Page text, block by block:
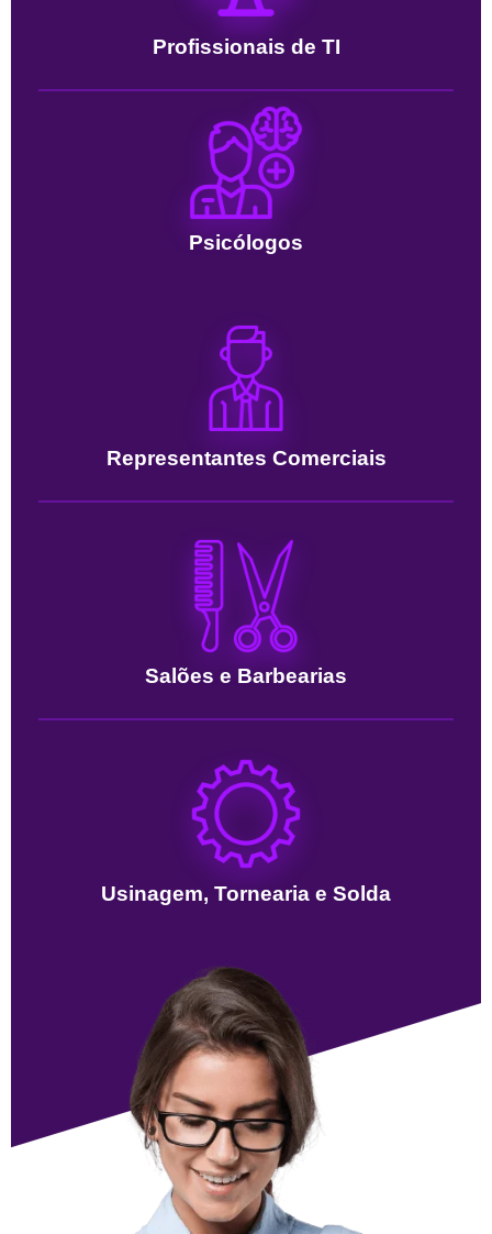
Profissionais de TI
Psicólogos
Representantes Comerciais
Salões e Barbearias
Usinagem, Tornearia e Solda